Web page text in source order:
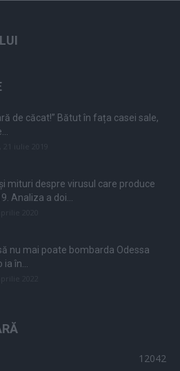
de căcat!” Bătut în fața casei sale,
mituri despre virusul care produce
Analiza a doi...
nu mai poate bombarda Odessa
în...
12042